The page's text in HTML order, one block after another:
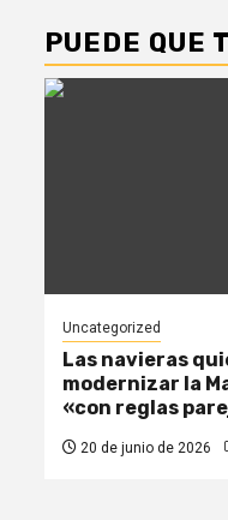
PUEDE QUE
Uncategorized
Las navieras
modernizar la
«con reglas
20 de junio de 2026